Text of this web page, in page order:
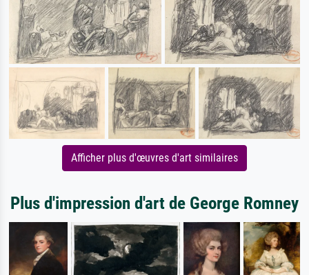
Afficher plus d'œuvres d'art similaires
Plus d'impression d'art de George Romney